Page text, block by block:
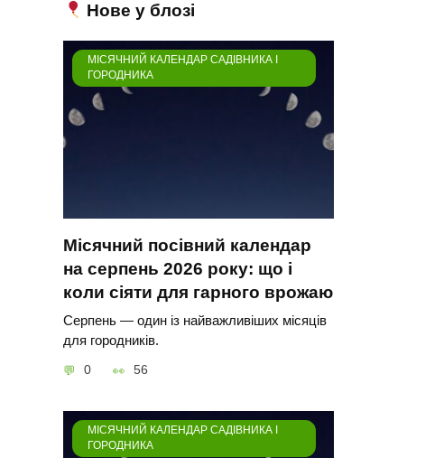
Нове у блозі
МІСЯЧНИЙ КАЛЕНДАР САДІВНИКА І
ГОРОДНИКА
Місячний посівний календар
на серпень 2026 року: що і
коли сіяти для гарного врожаю
Серпень — один із найважливіших місяців
для городників.
0 56
МІСЯЧНИЙ КАЛЕНДАР САДІВНИКА І
ГОРОДНИКА